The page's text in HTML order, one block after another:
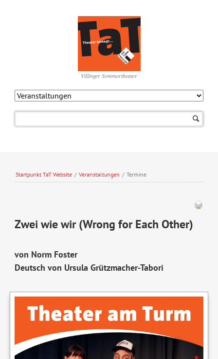
Villinger Sommertheater
Startpunkt TaT Website / Veranstaltungen / Termine
Zwei wie wir (Wrong for Each Other)
von Norm Foster
Deutsch von Ursula Grützmacher-Tabori